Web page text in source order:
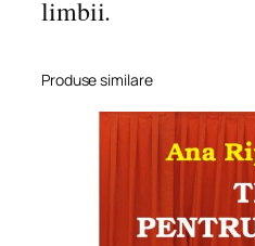
limbii.
Produse similare